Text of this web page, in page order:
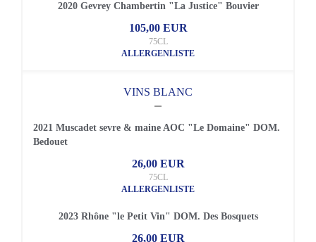
2020 Gevrey Chambertin "La Justice" Bouvier
105,00 EUR
75CL
ALLERGENLISTE
VINS BLANC
2021 Muscadet sevre & maine AOC "Le Domaine" DOM.
Bedouet
26,00 EUR
75CL
ALLERGENLISTE
2023 Rhône "le Petit Vin" DOM. Des Bosquets
26,00 EUR